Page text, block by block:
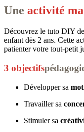
Une activité
Découvrez le tuto DIY
enfant dès 2 ans. Cette
patienter votre tout-petit
3 objectifs
Développer sa
Travailler sa
Stimuler sa